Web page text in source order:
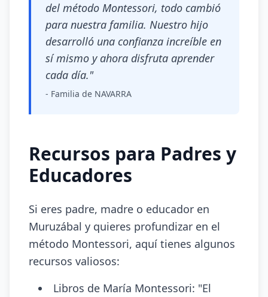
del método Montessori, todo cambió
para nuestra familia. Nuestro hijo
desarrolló una confianza increíble en
sí mismo y ahora disfruta aprender
cada día."
- Familia de NAVARRA
Recursos para Padres y
Educadores
Si eres padre, madre o educador en
Muruzábal y quieres profundizar en el
método Montessori, aquí tienes algunos
recursos valiosos:
Libros de María Montessori: "El